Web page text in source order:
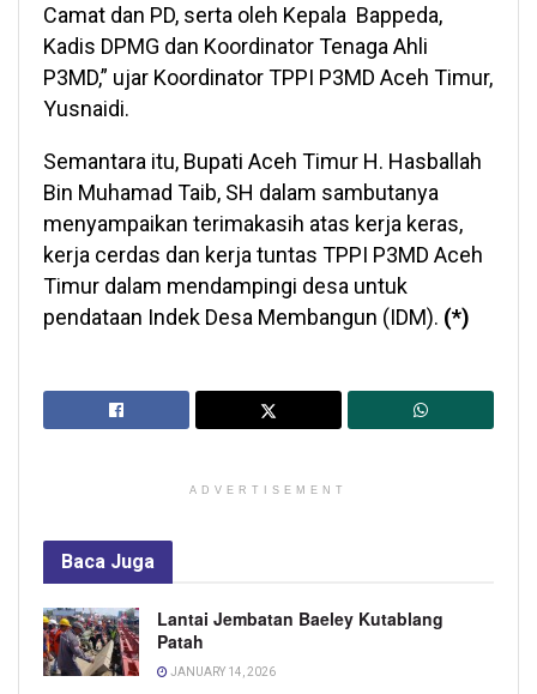
Camat dan PD, serta oleh Kepala Bappeda,
Kadis DPMG dan Koordinator Tenaga Ahli
P3MD,” ujar Koordinator TPPI P3MD Aceh Timur,
Yusnaidi.
Semantara itu, Bupati Aceh Timur H. Hasballah
Bin Muhamad Taib, SH dalam sambutanya
menyampaikan terimakasih atas kerja keras,
kerja cerdas dan kerja tuntas TPPI P3MD Aceh
Timur dalam mendampingi desa untuk
pendataan Indek Desa Membangun (IDM). (*)
ADVERTISEMENT
Baca Juga
Lantai Jembatan Baeley Kutablang
Patah
JANUARY 14, 2026